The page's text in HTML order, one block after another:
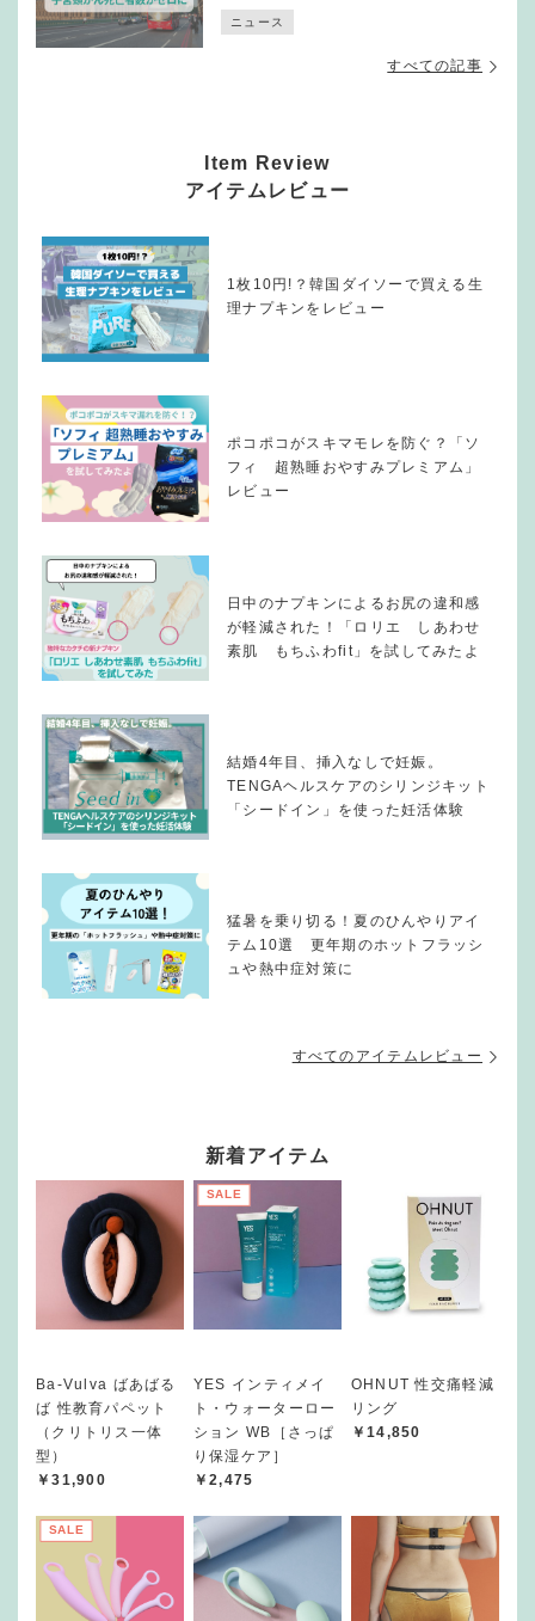
ニュース
すべての記事
Item Review
アイテムレビュー
1枚10円!？韓国ダイソーで買える生
理ナプキンをレビュー
ポコポコがスキマモレを防ぐ？「ソ
フィ 超熟睡おやすみプレミアム」
レビュー
日中のナプキンによるお尻の違和感
が軽減された！「ロリエ しあわせ
素肌 もちふわfit」を試してみたよ
結婚4年目、挿入なしで妊娠。
TENGAヘルスケアのシリンジキット
「シードイン」を使った妊活体験
猛暑を乗り切る！夏のひんやりアイ
テム10選 更年期のホットフラッシ
ュや熱中症対策に
すべてのアイテムレビュー
新着アイテム
Ba-Vulva ばあばる
ば 性教育パペット
（クリトリス一体
型）
￥31,900
SALE
YES インティメイ
ト・ウォーターロー
ション WB［さっぱ
り保湿ケア］
￥2,475
OHNUT 性交痛軽減
リング
￥14,850
SALE